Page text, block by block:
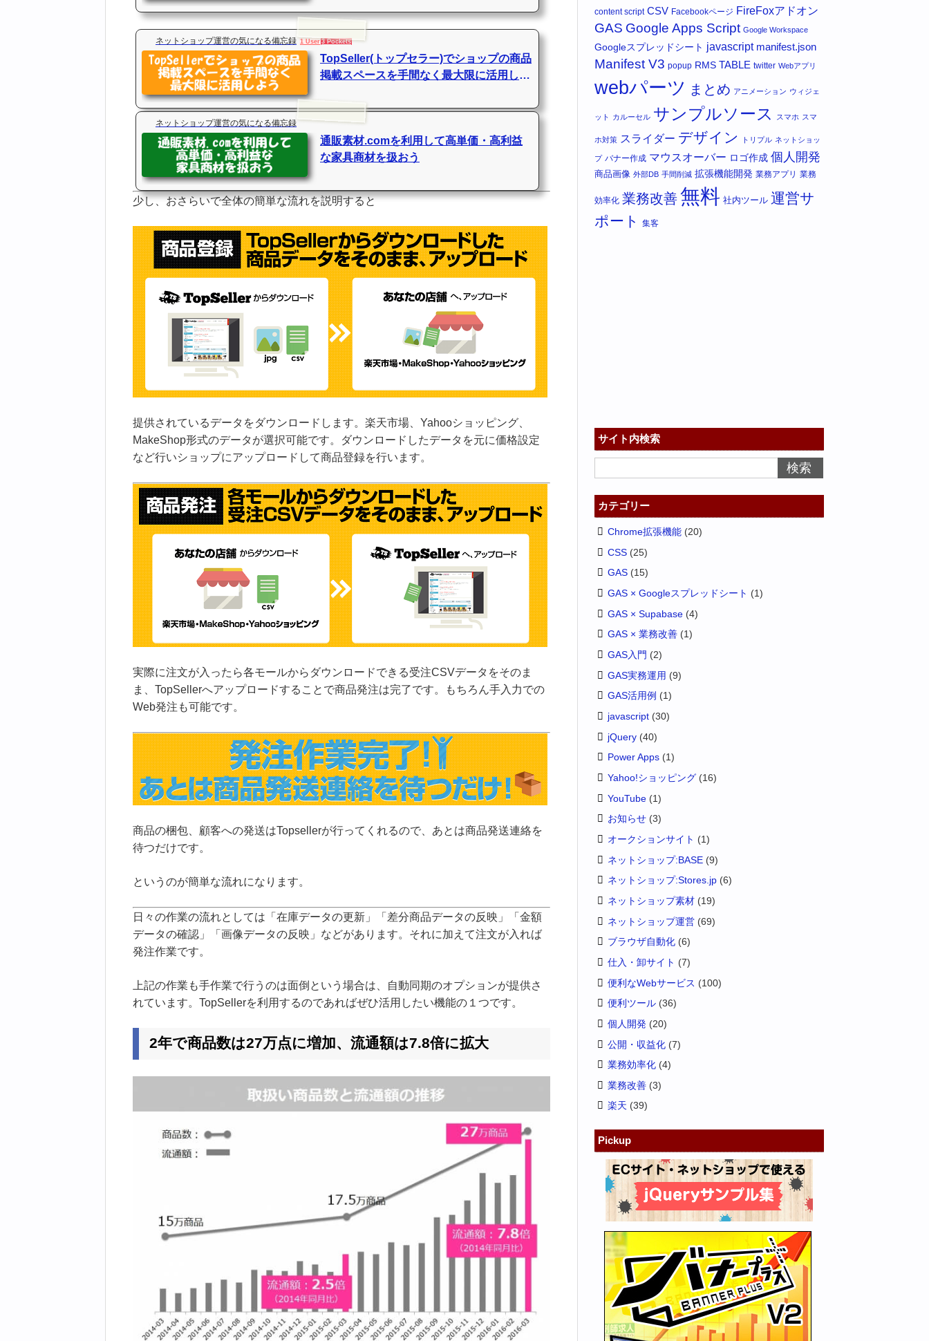
ネットショップ運営の気になる備忘録 1 User 3 Pockets
TopSeller(トップセラー)でショップの商品
掲載スペースを手間なく最大限に活用しよ
ネットショップ運営の気になる備忘録
通販素材.comを利用して高単価・高利益
な家具商材を扱おう
少し、おさらいで全体の簡単な流れを説明すると
提供されているデータをダウンロードします。楽天市場、Yahooショッピング、
MakeShop形式のデータが選択可能です。ダウンロードしたデータを元に価格設定
など行いショップにアップロードして商品登録を行います。
実際に注文が入ったら各モールからダウンロードできる受注CSVデータをそのま
ま、TopSellerへアップロードすることで商品発注は完了です。もちろん手入力での
Web発注も可能です。
商品の梱包、顧客への発送はTopsellerが行ってくれるので、あとは商品発送連絡を
待つだけです。
というのが簡単な流れになります。
日々の作業の流れとしては「在庫データの更新」「差分商品データの反映」「金額
データの確認」「画像データの反映」などがあります。それに加えて注文が入れば
発注作業です。
上記の作業も手作業で行うのは面倒という場合は、自動同期のオプションが提供さ
れています。TopSellerを利用するのであればぜひ活用したい機能の１つです。
2年で商品数は27万点に増加、流通額は7.8倍に拡大
content script CSV Facebookページ FireFoxアドオン
GAS Google Apps Script Google Workspace
Googleスプレッドシート javascript manifest.json
Manifest V3 popup RMS TABLE twitter Webアプリ
webパーツ まとめ アニメーション ウィジェ
ット カルーセル サンプルソース スマホ スマ
ホ対策 スライダー デザイン トリプル ネットショッ
プ バナー作成 マウスオーバー ロゴ作成 個人開発
商品画像 外部DB 手間削減 拡張機能開発 業務アプリ 業務
効率化 業務改善無料 社内ツール 運営サ
ポート
集客
サイト内検索
カテゴリー
Chrome拡張機能 (20)
CSS (25)
GAS (15)
GAS × Googleスプレッドシート (1)
GAS × Supabase (4)
GAS × 業務改善 (1)
GAS入門 (2)
GAS実務運用 (9)
GAS活用例 (1)
javascript (30)
jQuery (40)
Power Apps (1)
Yahoo!ショッピング (16)
YouTube (1)
お知らせ (3)
オークションサイト (1)
ネットショップ:BASE (9)
ネットショップ:Stores.jp (6)
ネットショップ素材 (19)
ネットショップ運営 (69)
ブラウザ自動化 (6)
仕入・卸サイト (7)
便利なWebサービス (100)
便利ツール (36)
個人開発 (20)
公開・収益化 (7)
業務効率化 (4)
業務改善 (3)
楽天 (39)
Pickup